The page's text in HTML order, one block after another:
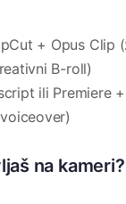
+ Opus Clip
B-roll)
ili Premiere
na kameri?